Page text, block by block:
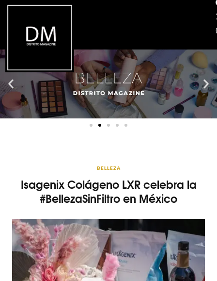
BELLEZA
Isagenix Colágeno LXR celebra la
#BellezaSinFiltro en México